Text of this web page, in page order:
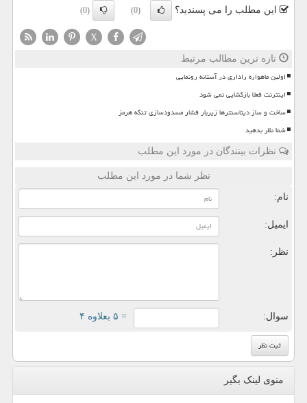
این مطلب را می پسندید؟ (0)
(0)
X
تازه ترین مطالب مرتبط
اولین ماهواره راداری در آستانه رونمایی
اینترنت فعلا بازگشایی نمی شود
ساخت و ساز دیتاسنترها زیربار فشار مسدودسازی تنگه هرمز
شما نظر بدهید
نظرات بینندگان در مورد این مطلب
نظر شما در مورد این مطلب
نام:
ایمیل:
نظر:
سوال: = ۵ بعلاوه ۴
منوی لینک بگیر